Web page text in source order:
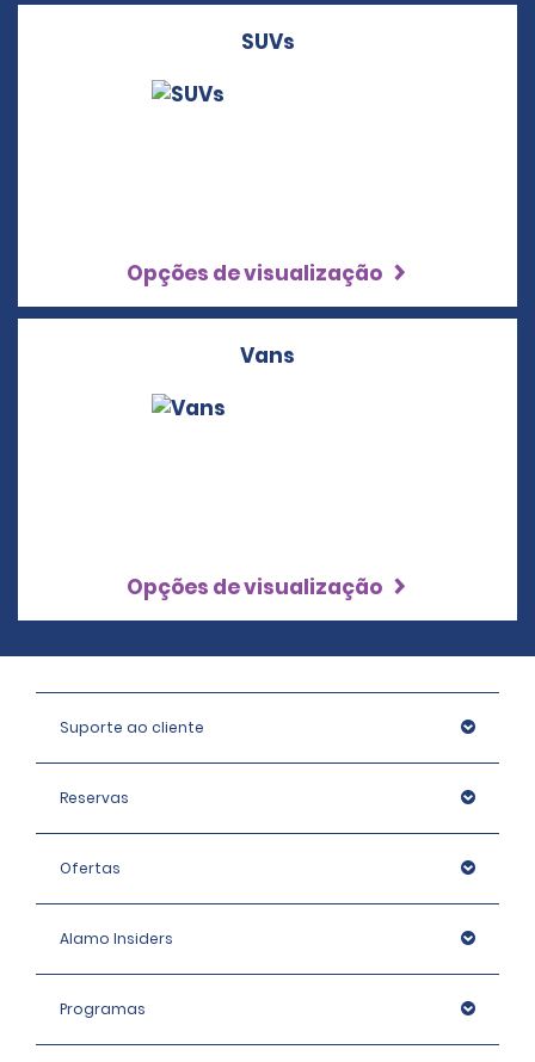
SUVs
Opções de visualização
Vans
Opções de visualização
Suporte ao cliente
Reservas
Ofertas
Alamo Insiders
Programas